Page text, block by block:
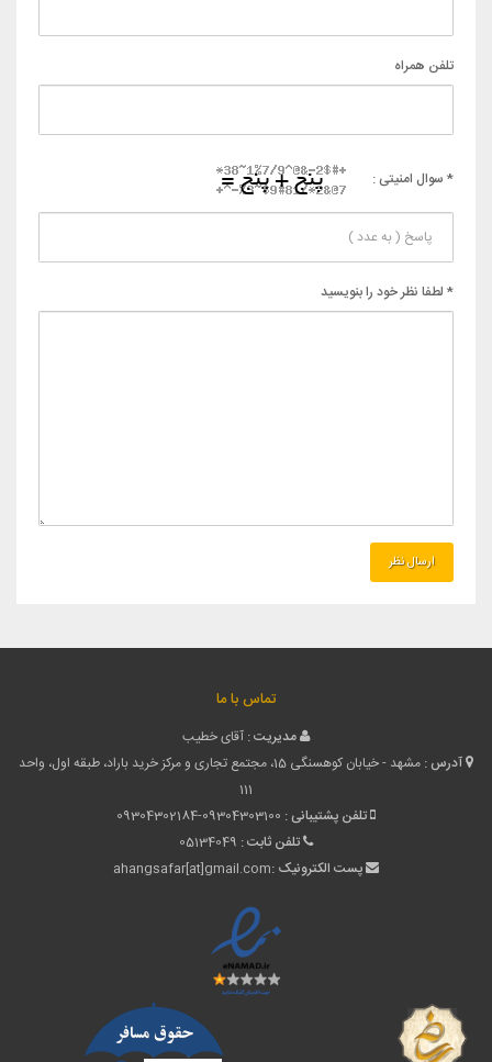
تلفن همراه
* سوال امنیتی :
* لطفا نظر خود را بنویسید
تماس با ما
مدیریت : آقای خطیب
آدرس :
مشهد - خیابان کوهسنگی 15، مجتمع تجاری و مرکز خرید باراد، طبقه اول، واحد
111
تلفن پشتیبانی : 09304302184-09304303100
تلفن ثابت : 05134049
پست الکترونیک :ahangsafar[at]gmail.com